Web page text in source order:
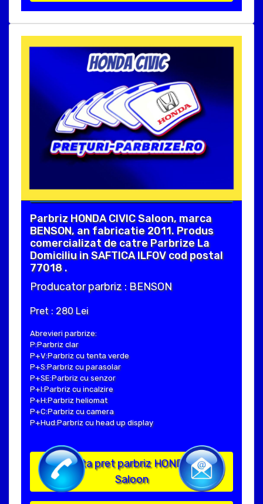
Parbriz HONDA CIVIC Saloon, marca
BENSON, an fabricatie 2011. Produs
comercializat de catre Parbrize La
Domiciliu in SAFTICA ILFOV cod postal
77018 .
Producator parbriz : BENSON
Pret : 280 Lei
Abrevieri parbrize:
P:Parbriz clar
P+V:Parbriz cu tenta verde
P+S:Parbriz cu parasolar
P+SE:Parbriz cu senzor
P+I:Parbriz cu incalzire
P+H:Parbriz heliomat
P+C:Parbriz cu camera
P+Hud:Parbriz cu head up display
Solicita pret parbriz HONDA CIVIC
Saloon